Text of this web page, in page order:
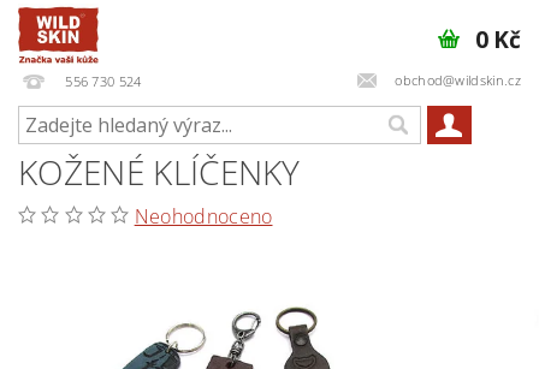
556 730 524 obchod@wildskin.cz
0 Kč
KOŽENÉ KLÍČENKY
Neohodnoceno